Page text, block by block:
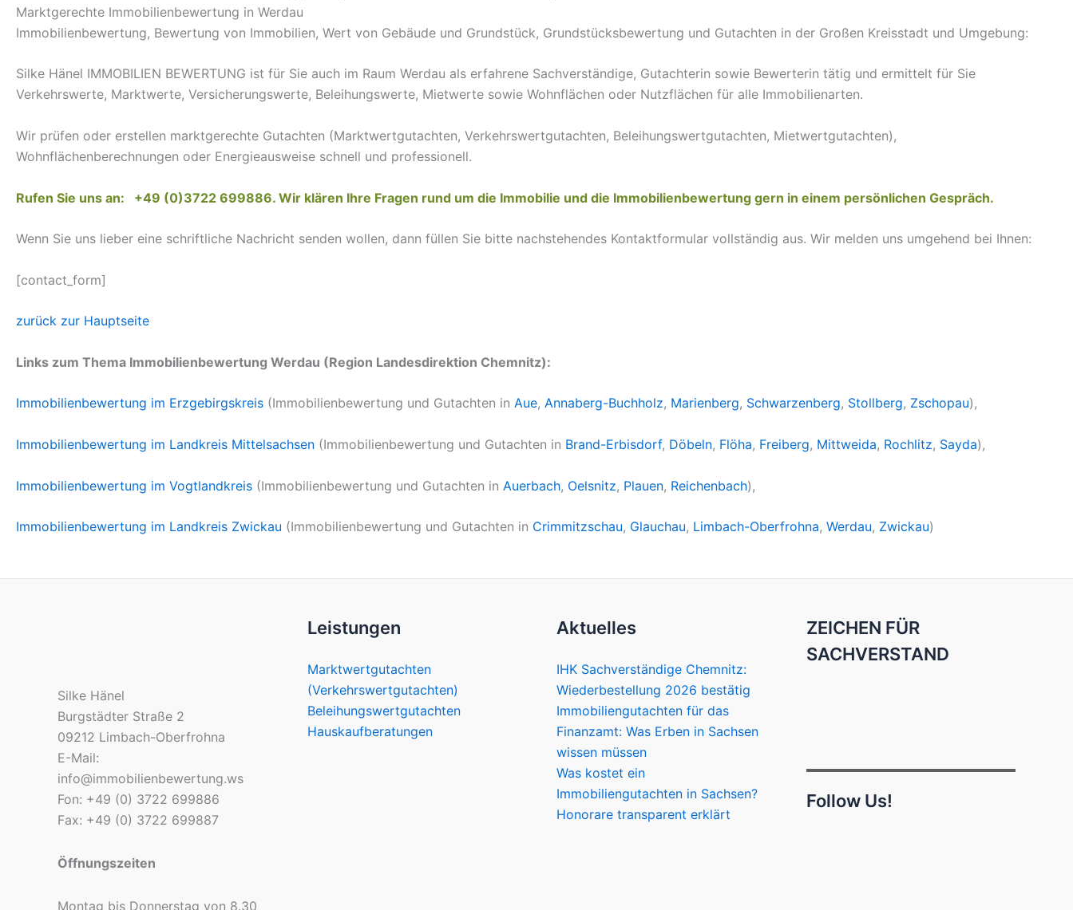
Marktgerechte Immobilienbewertung in Werdau
Immobilienbewertung, Bewertung von Immobilien, Wert von Gebäude und Grundstück, Grundstücksbewertung und Gutachten in der Großen Kreisstadt und Umgebung:
Silke Hänel IMMOBILIEN BEWERTUNG ist für Sie auch im Raum Werdau als erfahrene Sachverständige, Gutachterin sowie Bewerterin tätig und ermittelt für Sie
Verkehrswerte, Marktwerte, Versicherungswerte, Beleihungswerte, Mietwerte sowie Wohnflächen oder Nutzflächen für alle Immobilienarten.
Wir prüfen oder erstellen marktgerechte Gutachten (Marktwertgutachten, Verkehrswertgutachten, Beleihungswertgutachten, Mietwertgutachten),
Wohnflächenberechnungen oder Energieausweise schnell und professionell.
Rufen Sie uns an: +49 (0)3722 699886. Wir klären Ihre Fragen rund um die Immobilie und die Immobilienbewertung gern in einem persönlichen Gespräch.
Wenn Sie uns lieber eine schriftliche Nachricht senden wollen, dann füllen Sie bitte nachstehendes Kontaktformular vollständig aus. Wir melden uns umgehend bei Ihnen:
[contact_form]
zurück zur Hauptseite
Links zum Thema Immobilienbewertung Werdau (Region Landesdirektion Chemnitz):
Immobilienbewertung im Erzgebirgskreis (Immobilienbewertung und Gutachten in Aue, Annaberg-Buchholz, Marienberg, Schwarzenberg, Stollberg, Zschopau),
Immobilienbewertung im Landkreis Mittelsachsen (Immobilienbewertung und Gutachten in Brand-Erbisdorf, Döbeln, Flöha, Freiberg, Mittweida, Rochlitz, Sayda),
Immobilienbewertung im Vogtlandkreis (Immobilienbewertung und Gutachten in Auerbach, Oelsnitz, Plauen, Reichenbach),
Immobilienbewertung im Landkreis Zwickau (Immobilienbewertung und Gutachten in Crimmitzschau, Glauchau, Limbach-Oberfrohna, Werdau, Zwickau)
Silke Hänel
Burgstädter Straße 2
09212 Limbach-Oberfrohna
E-Mail:
info@immobilienbewertung.ws
Fon: +49 (0) 3722 699886
Fax: +49 (0) 3722 699887
Öffnungszeiten
Montag bis Donnerstag von 8.30
Leistungen
Marktwertgutachten
(Verkehrswertgutachten)
Beleihungswertgutachten
Hauskaufberatungen
Aktuelles
IHK Sachverständige Chemnitz:
Wiederbestellung 2026 bestätig
Immobiliengutachten für das
Finanzamt: Was Erben in Sachsen
wissen müssen
Was kostet ein
Immobiliengutachten in Sachsen?
Honorare transparent erklärt
ZEICHEN FÜR
SACHVERSTAND
Follow Us!